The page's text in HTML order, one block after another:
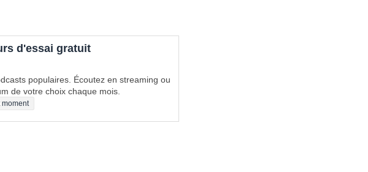
d'essai gratuit
populaires. Écoutez en streaming ou
de votre choix chaque mois.
moment